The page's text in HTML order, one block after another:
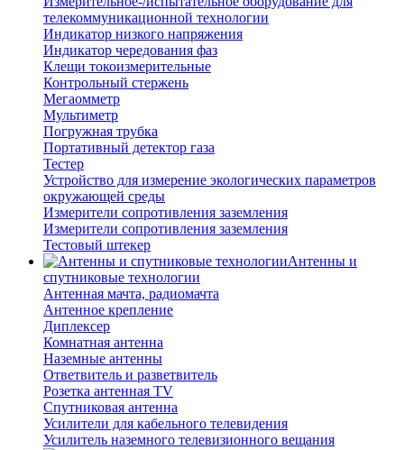
телекоммуникационной технологии
Индикатор низкого напряжения
Индикатор чередования фаз
Клещи токоизмерительные
Контрольный стержень
Мегаомметр
Мультиметр
Погружная трубка
Портативный детектор газа
Тестер
Устройство для измерение экологических параметров
окружающей среды
Измерители сопротивления заземления
Измерители сопротивления заземления
Тестовый штекер
Антенны и
спутниковые технологии
Антенная мачта, радиомачта
Антенное крепление
Диплексер
Комнатная антенна
Наземные антенны
Ответвитель и разветвитель
Розетка антенная TV
Спутниковая антенна
Усилители для кабельного телевидения
Усилитель наземного телевизионного вещания